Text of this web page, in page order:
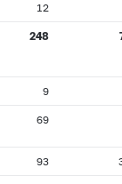
12
248
9
69
93